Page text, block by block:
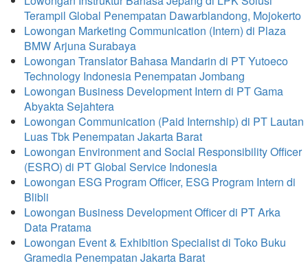
Terampil Global Penempatan Dawarblandong, Mojokerto
Lowongan Marketing Communication (Intern) di Plaza
BMW Arjuna Surabaya
Lowongan Translator Bahasa Mandarin di PT Yutoeco
Technology Indonesia Penempatan Jombang
Lowongan Business Development Intern di PT Gama
Abyakta Sejahtera
Lowongan Communication (Paid Internship) di PT Lautan
Luas Tbk Penempatan Jakarta Barat
Lowongan Environment and Social Responsibility Officer
(ESRO) di PT Global Service Indonesia
Lowongan ESG Program Officer, ESG Program Intern di
Blibli
Lowongan Business Development Officer di PT Arka
Data Pratama
Lowongan Event & Exhibition Specialist di Toko Buku
Gramedia Penempatan Jakarta Barat